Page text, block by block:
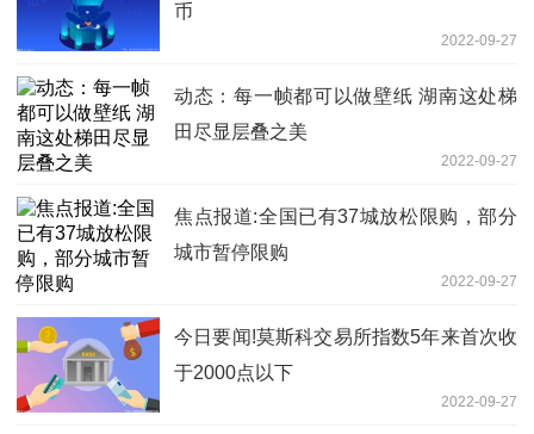
币
2022-09-27
动态：每一帧都可以做壁纸 湖南这处梯
田尽显层叠之美
2022-09-27
焦点报道:全国已有37城放松限购，部分
城市暂停限购
2022-09-27
今日要闻!莫斯科交易所指数5年来首次收
于2000点以下
2022-09-27